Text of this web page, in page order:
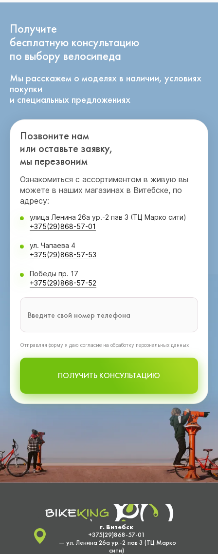
Получите
бесплатную консультацию
по выбору велосипеда
Мы расскажем о моделях в наличии, условиях
покупки
и специальных предложениях
Позвоните нам
или оставьте заявку,
мы перезвоним
Ознакомиться с ассортиментом в живую вы
можете в наших магазинах в Витебске, по
адресу:
улица Ленина 26а ур.-2 пав 3 (ТЦ Марко сити)
+375(29)868-57-01
ул. Чапаева 4
+375(29)868-57-53
Победы пр. 17
+375(29)868-57-52
Oтправляя форму я даю согласие на обработку персональных данных
ПОЛУЧИТЬ КОНСУЛЬТАЦИЮ
г. Витебск
+375(29)868-57-01
— ул. Ленина 26а ур.-2 пав 3 (ТЦ Марко
сити)